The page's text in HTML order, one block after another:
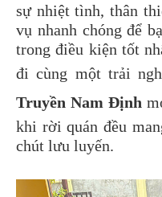
sự nhiệt tình, thân
vụ nhanh chóng để
trong điều kiện tốt
đi cùng một trải
Truyền Nam Định
khi rời quán đều
chút lưu luyến.